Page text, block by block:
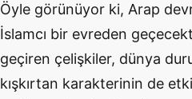
Öyle görünüyor ki, Arap
İslamcı bir evreden
geçiren çelişkiler, dünya
kışkırtan karakterinin de